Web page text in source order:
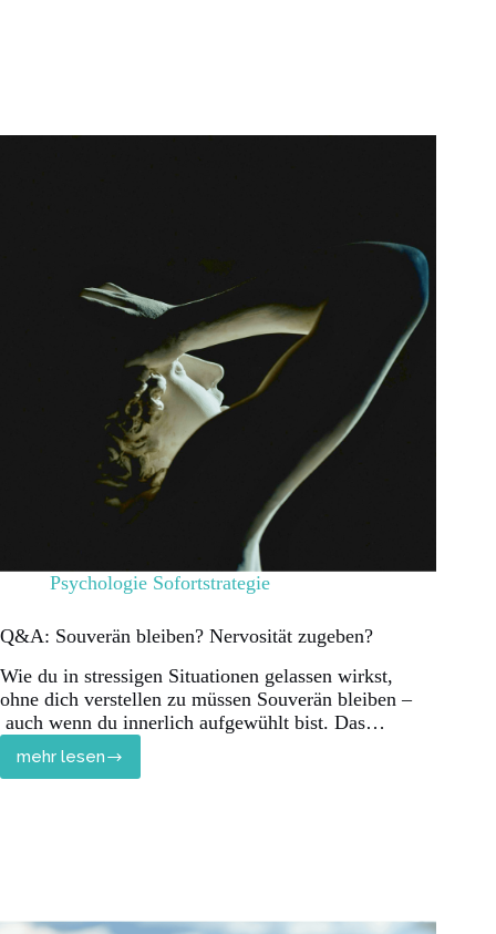
Psychologie Sofortstrategie
Q&A: Souverän bleiben? Nervosität zugeben?
Wie du in stressigen Situationen gelassen wirkst,
ohne dich verstellen zu müssen Souverän bleiben –
auch wenn du innerlich aufgewühlt bist. Das…
mehr lesen